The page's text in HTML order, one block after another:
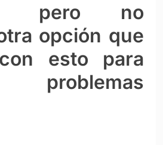
pero no
opción que
esto para